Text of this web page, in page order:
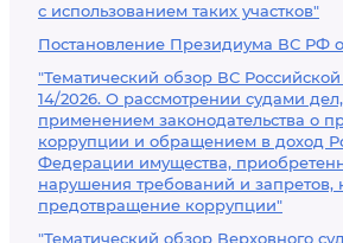
с использованием таких участков"
Постановление Президиума ВС РФ
"Тематический обзор ВС
14/2026. О рассмотрении судами
применением законодательства о
коррупции и обращением в доход
Федерации имущества,
нарушения требований и запретов,
предотвращение коррупции"
"Тематический обзор Верховного